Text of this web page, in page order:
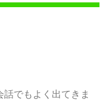
でもよく出てきま